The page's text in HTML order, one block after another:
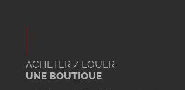
ACHETER / LOUER
UNE BOUTIQUE